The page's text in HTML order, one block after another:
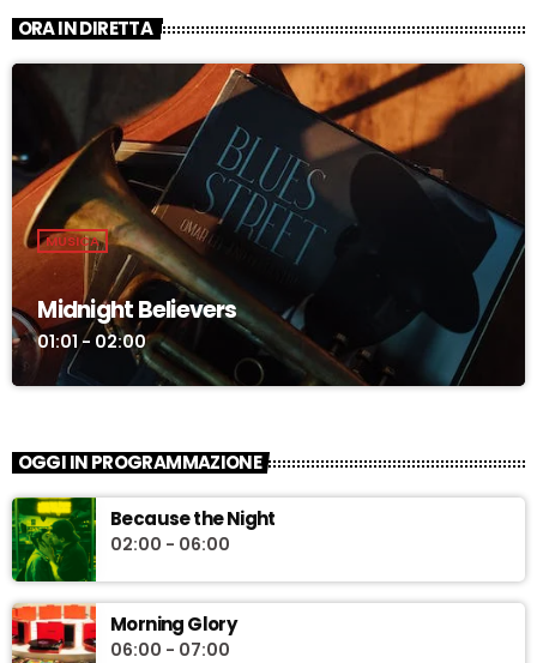
ORA IN DIRETTA
MUSICA
Midnight Believers
01:01 - 02:00
OGGI IN PROGRAMMAZIONE
Because the Night
02:00 - 06:00
Morning Glory
06:00 - 07:00